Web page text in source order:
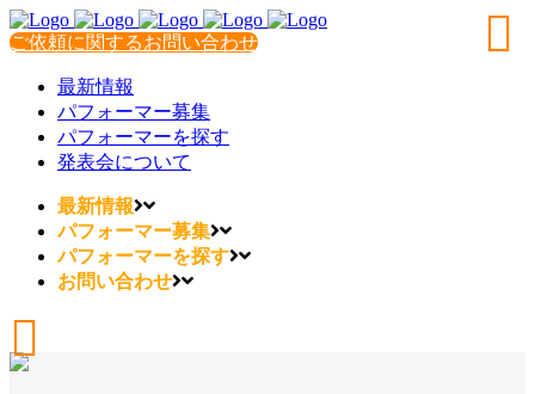
ご依頼に関するお問い合わせ
最新情報
パフォーマー募集
パフォーマーを探す
発表会について
最新情報
パフォーマー募集
パフォーマーを探す
お問い合わせ